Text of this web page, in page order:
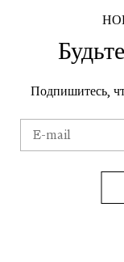
Подпишитесь,